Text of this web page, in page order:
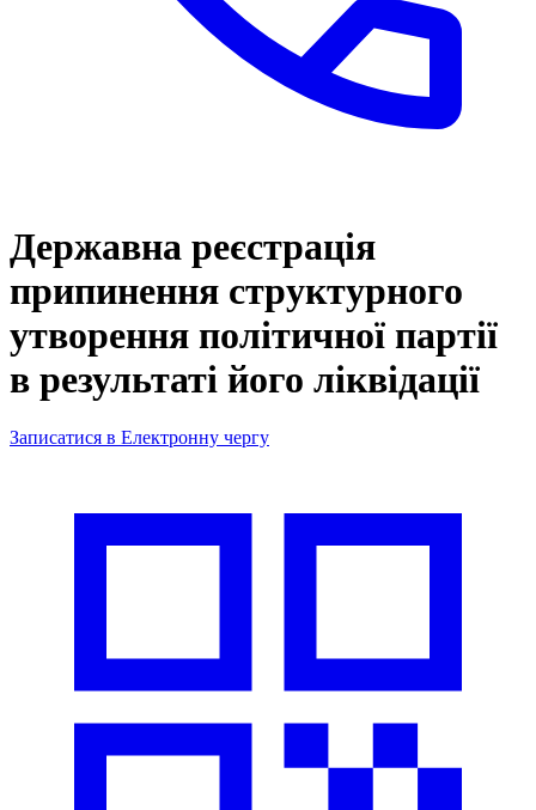
Державна реєстрація
припинення структурного
утворення політичної партії
в результаті його ліквідації
Записатися в Електронну чергу